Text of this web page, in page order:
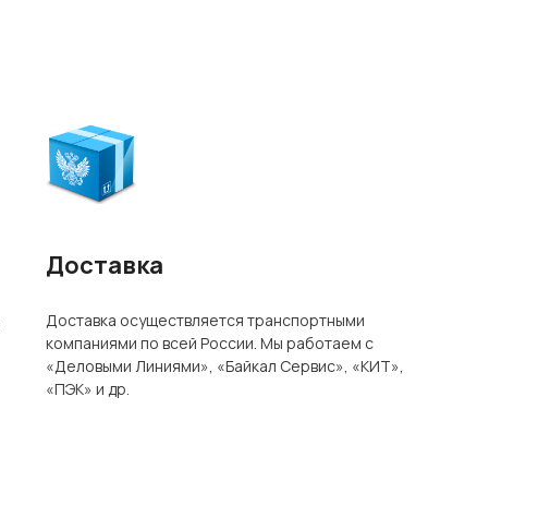
Доставка
Доставка осуществляется транспортными
компаниями по всей России. Мы работаем с
«Деловыми Линиями», «Байкал Сервис», «КИТ»,
«ПЭК» и др.